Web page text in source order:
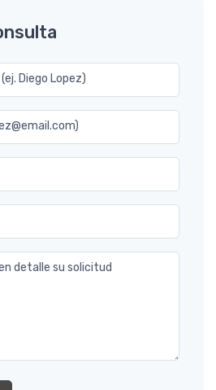
Diego Lopez)
detalle su solicitud